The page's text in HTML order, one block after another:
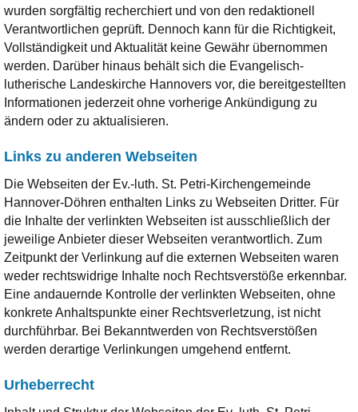
wurden sorgfältig recherchiert und von den redaktionell
Verantwortlichen geprüft. Dennoch kann für die Richtigkeit,
Vollständigkeit und Aktualität keine Gewähr übernommen
werden. Darüber hinaus behält sich die Evangelisch-
lutherische Landeskirche Hannovers vor, die bereitgestellten
Informationen jederzeit ohne vorherige Ankündigung zu
ändern oder zu aktualisieren.
Links zu anderen Webseiten
Die Webseiten der Ev.-luth. St. Petri-Kirchengemeinde
Hannover-Döhren enthalten Links zu Webseiten Dritter. Für
die Inhalte der verlinkten Webseiten ist ausschließlich der
jeweilige Anbieter dieser Webseiten verantwortlich. Zum
Zeitpunkt der Verlinkung auf die externen Webseiten waren
weder rechtswidrige Inhalte noch Rechtsverstöße erkennbar.
Eine andauernde Kontrolle der verlinkten Webseiten, ohne
konkrete Anhaltspunkte einer Rechtsverletzung, ist nicht
durchführbar. Bei Bekanntwerden von Rechtsverstößen
werden derartige Verlinkungen umgehend entfernt.
Urheberrecht